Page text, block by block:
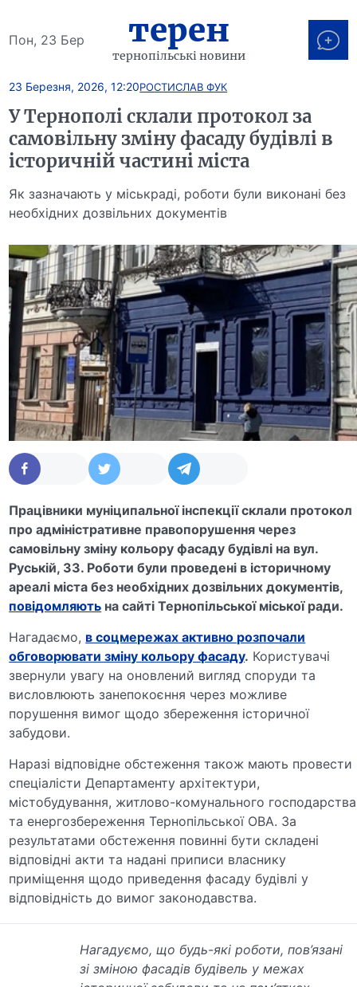
Пон, 23 Бер терен
тернопільські новини
23 Березня, 2026, 12:20РОСТИСЛАВ ФУК
У Тернополі склали протокол за
самовільну зміну фасаду будівлі в
історичній частині міста
Як зазначають у міськраді, роботи були виконані без
необхідних дозвільних документів
Працівники муніципальної інспекції склали протокол
про адміністративне правопорушення через
самовільну зміну кольору фасаду будівлі на вул.
Руській, 33. Роботи були проведені в історичному
ареалі міста без необхідних дозвільних документів,
повідомляють на сайті Тернопільської міської ради.
Нагадаємо, в соцмережах активно розпочали
обговорювати зміну кольору фасаду. Користувачі
звернули увагу на оновлений вигляд споруди та
висловлюють занепокоєння через можливе
порушення вимог щодо збереження історичної
забудови.
Наразі відповідне обстеження також мають провести
спеціалісти Департаменту архітектури,
містобудування, житлово-комунального господарства
та енергозбереження Тернопільської ОВА. За
результатами обстеження повинні бути складені
відповідні акти та надані приписи власнику
приміщення щодо приведення фасаду будівлі у
відповідність до вимог законодавства.
Нагадуємо, що будь-які роботи, пов’язані
зі зміною фасадів будівель у межах